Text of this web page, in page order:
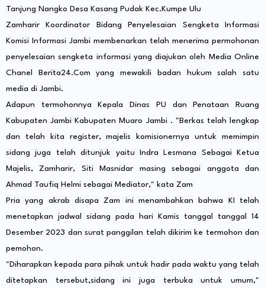
Tanjung Nangko Desa Kasang Pudak Kec.Kumpe Ulu
Zamharir Koordinator Bidang Penyelesaian Sengketa Informasi
Komisi Informasi Jambi membenarkan telah menerima permohonan
penyelesaian sengketa informasi yang diajukan oleh Media Online
Chanel Berita24.Com yang mewakili badan hukum salah satu
media di Jambi.
Adapun termohonnya Kepala Dinas PU dan Penataan Ruang
Kabupaten Jambi Kabupaten Muaro Jambi . "Berkas telah lengkap
dan telah kita register, majelis komisionernya untuk memimpin
sidang juga telah ditunjuk yaitu Indra Lesmana Sebagai Ketua
Majelis, Zamharir, Siti Masnidar masing sebagai anggota dan
Ahmad Taufiq Helmi sebagai Mediator," kata Zam
Pria yang akrab disapa Zam ini menambahkan bahwa KI telah
menetapkan jadwal sidang pada hari Kamis tanggal tanggal 14
Desember 2023 dan surat panggilan telah dikirim ke termohon dan
pemohon.
"Diharapkan kepada para pihak untuk hadir pada waktu yang telah
ditetapkan tersebut,sidang ini juga terbuka untuk umum,"